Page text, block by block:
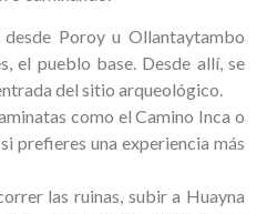
desde Poroy u Ollantaytambo
el pueblo base. Desde allí, se
del sitio arqueológico.
como el Camino Inca o
prefieres una experiencia más
las ruinas, subir a Huayna